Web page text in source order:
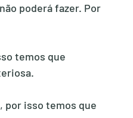
poderá fazer. Por
temos que
por isso temos que